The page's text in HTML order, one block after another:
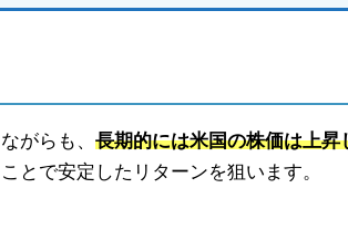
がらも、長期的には米国の株価は上昇
とで安定したリターンを狙います。